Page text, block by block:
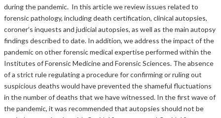
during the pandemic. In this article we review issues related to
forensic pathology, including death certification, clinical autopsies,
coroner’s inquests and judicial autopsies, as well as the main autopsy
findings described to date. In addition, we address the impact of the
pandemic on other forensic medical expertise performed within the
Institutes of Forensic Medicine and Forensic Sciences. The absence
of a strict rule regulating a procedure for confirming or ruling out
suspicious deaths would have prevented the shameful fluctuations
in the number of deaths that we have witnessed. In the first wave of
the pandemic, it was recommended that autopsies should not be